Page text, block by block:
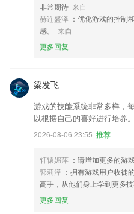
非常期待 来自
赫连盛泽 ：优化游戏的控制
感。
来自
更多回复
梁发飞
游戏的技能系统非常多样，
以根据自己的喜好进行培养。
2026-08-06 23:55 推荐
轩辕媚萍 ：请增加更多的游
郭莉泽 ：拥有游戏用户收徒
高手，从他们身上学到更多技
更多回复